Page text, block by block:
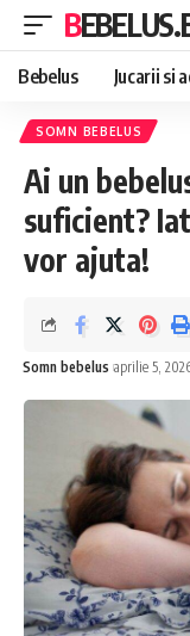
Bebelus Jucarii si
SOMN BEBELUS
Ai un
suficient?
vor ajuta!
Somn bebelus aprilie 5,